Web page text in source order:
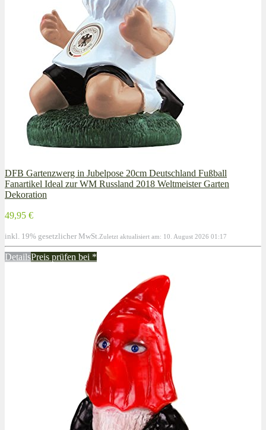
DFB Gartenzwerg in Jubelpose 20cm Deutschland Fußball
Fanartikel Ideal zur WM Russland 2018 Weltmeister Garten
Dekoration
49,95 €
inkl. 19% gesetzlicher MwSt. Zuletzt aktualisiert am: 10. August 2026 01:17
DetailsPreis prüfen bei *